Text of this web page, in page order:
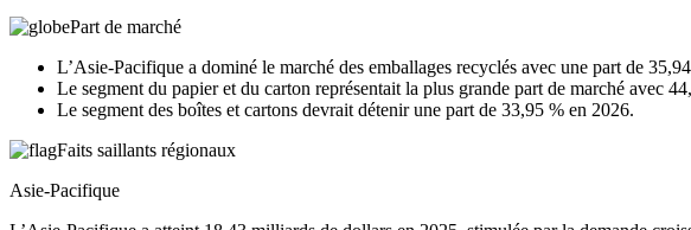
Part de marché
L’Asie-Pacifique a dominé le marché des emballages recyclés avec une part de
Le segment du papier et du carton représentait la plus grande part de marché avec
Le segment des boîtes et cartons devrait détenir une part de 33,95 % en 2026.
Faits saillants régionaux
Asie-Pacifique